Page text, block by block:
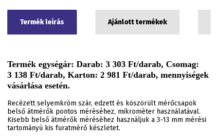
Termék leírás Ajánlott termékek
Termék egységár: Darab: 3 303 Ft/darab, Csomag:
3 138 Ft/darab, Karton: 2 981 Ft/darab, mennyiségek
vásárlása esetén.
Recézett selyemkróm szár, edzett és köszörült mérőcsapok
belső átmérők pontos méréséhez, mikrométer használatával.
Kisebb belső átmérők méréséhez használjuk a 3-13 mm mérési
tartományú kis furatmérő készletet.